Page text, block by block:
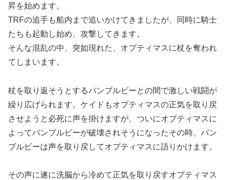
昇を始めます。
TRFの追手も船内まで追いかけてきましたが、同時に騎士
たちも起動し始め、攻撃してきます。
そんな混乱の中、突如現れた、オプティマスに杖を奪われ
てしまいます。
杖を取り返そうとするバンブルビーとの間で激しい戦闘が
繰り広げられます。ケイドもオプティマスの正気を取り戻
させようと必死に声を掛けますが、ついにオプティマスに
よってバンブルビーが破壊されそうになったその時、バン
ブルビーは声を取り戻してオプティマスに語りかけます。
その声に遂に洗脳から冷めて正気を取り戻すオプティマス